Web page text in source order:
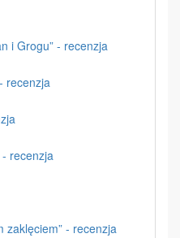
i Grogu” - recenzja
recenzja
- recenzja
zaklęciem” - recenzja